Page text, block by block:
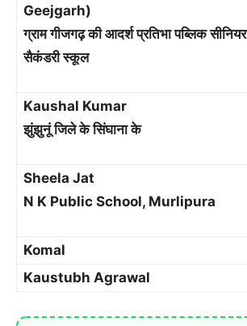
Geejgarh)
ग्राम गीजगढ़ की आदर्श प्रतिभा पब्लिक सीनियर
सैकंडरी स्कूल
Kaushal Kumar
झुंझुनूं जिले के सिंघाना के
Sheela Jat
N K Public School, Murlipura
Komal
Kaustubh Agrawal